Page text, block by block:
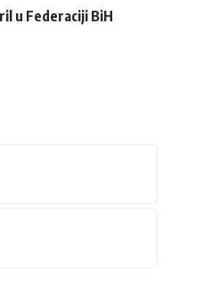
u Federaciji BiH